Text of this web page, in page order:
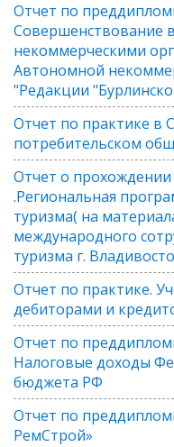
Отчет по
Совершенствование
некоммерческими
Автономной
"Редакции
Отчет по практике в
потребительском
Отчет о
.Региональная
туризма( на
международного
туризма г.
Отчет по практике.
дебиторами и
Отчет по
Налоговые доходы
бюджета РФ
Отчет по
РемСтрой»